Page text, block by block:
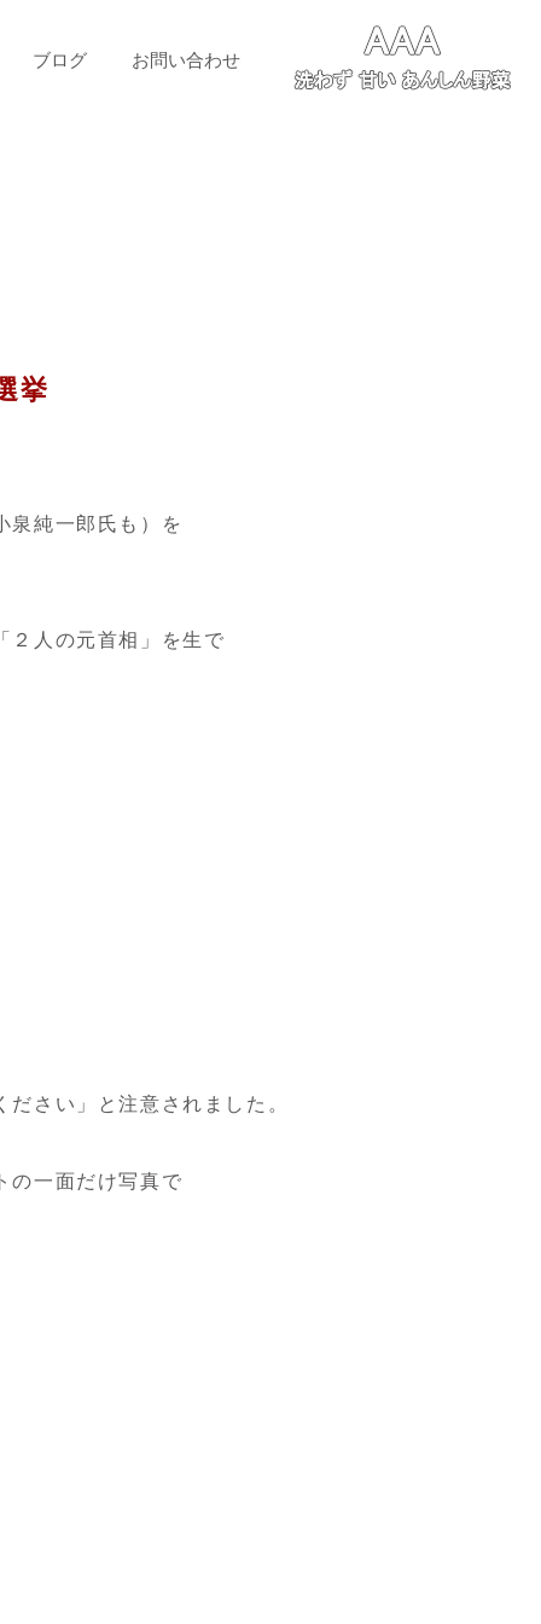
ブログ お問い合わせ
挙
泉純一郎氏も）を
２人の元首相」を生で
さい」と注意されました。
の一面だけ写真で